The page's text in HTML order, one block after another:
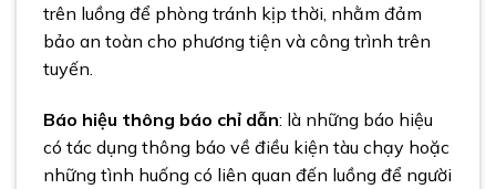
trên luồng để phòng tránh kịp thời, nhằm đảm
bảo an toàn cho phương tiện và công trình trên
tuyến.
Báo hiệu thông báo chỉ dẫn: là những báo hiệu
có tác dụng thông báo về điều kiện tàu chạy hoặc
những tình huống có liên quan đến luồng để người